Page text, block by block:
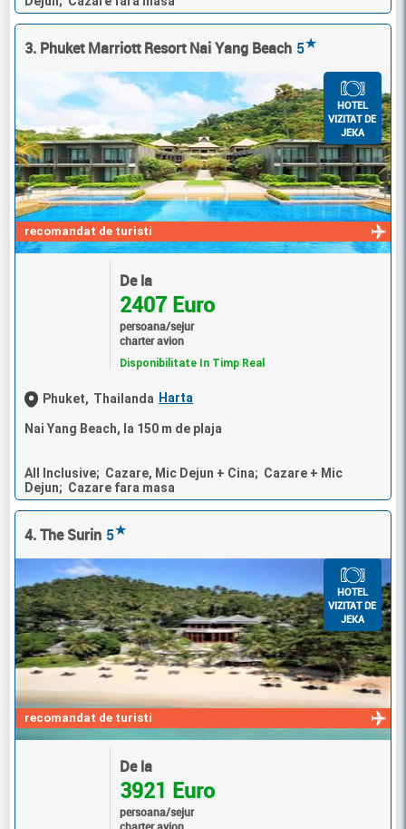
3. Phuket Marriott Resort Nai Yang Beach 5★
recomandat de turisti
HOTEL
VIZITAT DE
JEKA
De la
2407 Euro
persoana/sejur
charter avion
Disponibilitate In Timp Real
Phuket, Thailanda Harta
Nai Yang Beach, la 150 m de plaja
All Inclusive; Cazare, Mic Dejun + Cina; Cazare + Mic
Dejun; Cazare fara masa
4. The Surin 5★
recomandat de turisti
HOTEL
VIZITAT DE
JEKA
De la
3921 Euro
persoana/sejur
charter avion